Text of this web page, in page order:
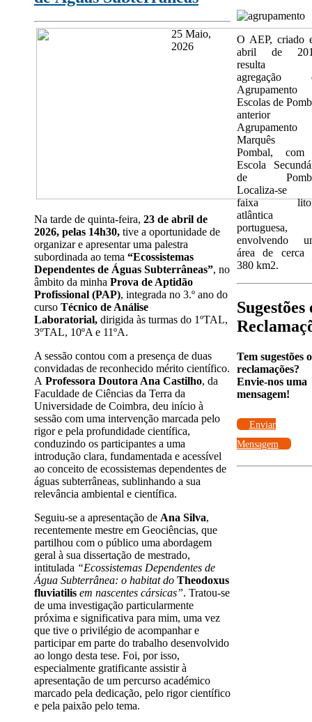
25 Maio,
2026
Na tarde de quinta‑feira, 23 de abril de
2026, pelas 14h30,tive a oportunidade de
organizar e apresentar uma palestra
subordinada ao tema “Ecossistemas
Dependentes de Águas Subterrâneas”, no
âmbito da minha Prova de Aptidão
Profissional (PAP), integrada no 3.º ano do
curso Técnico de Análise
Laboratorial,dirigida às turmas do 1ºTAL,
3ºTAL, 10ºA e 11ºA.
A sessão contou com a presença de duas
convidadas de reconhecido mérito científico.
A Professora Doutora Ana Castilho, da
Faculdade de Ciências da Terra da
Universidade de Coimbra, deu início à
sessão com uma intervenção marcada pelo
rigor e pela profundidade científica,
conduzindo os participantes a uma
introdução clara, fundamentada e acessível
ao conceito de ecossistemas dependentes de
águas subterrâneas, sublinhando a sua
relevância ambiental e científica.
Seguiu‑se a apresentação de Ana Silva,
recentemente mestre em Geociências, que
partilhou com o público uma abordagem
geral à sua dissertação de mestrado,
intitulada “Ecossistemas Dependentes de
Água Subterrânea: o habitat do Theodoxus
fluviatilis em nascentes cársicas”. Tratou‑se
de uma investigação particularmente
próxima e significativa para mim, uma vez
que tive o privilégio de acompanhar e
participar em parte do trabalho desenvolvido
ao longo desta tese. Foi, por isso,
especialmente gratificante assistir à
apresentação de um percurso académico
marcado pela dedicação, pelo rigor científico
e pela paixão pelo tema.
O AEP, criado
abril de
resulta
agregação
Agrupamento
Escolas de
anterior
Agrupamento
Marquês
Pombal,
Escola
de
Localiza-se
faixa
atlântica
portuguesa,
envolvendo
área de cerca
380 km2.
Sugestões
Tem sugestões
reclamações?
Envie-nos uma
mensagem!
Enviar
Mensagem